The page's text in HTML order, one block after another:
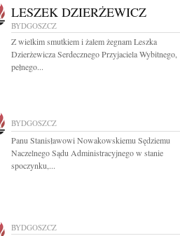
LESZEK DZIERŻEWICZ
BYDGOSZCZ
Z wielkim smutkiem i żalem żegnam Leszka
Dzierżewicza Serdecznego Przyjaciela Wybitnego,
pełnego...
BYDGOSZCZ
Panu Stanisławowi Nowakowskiemu Sędziemu
Naczelnego Sądu Administracyjnego w stanie
spoczynku,...
BYDGOSZCZ